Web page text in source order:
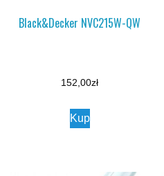
Black&Decker NVC215W-QW
152,00zł
Kup